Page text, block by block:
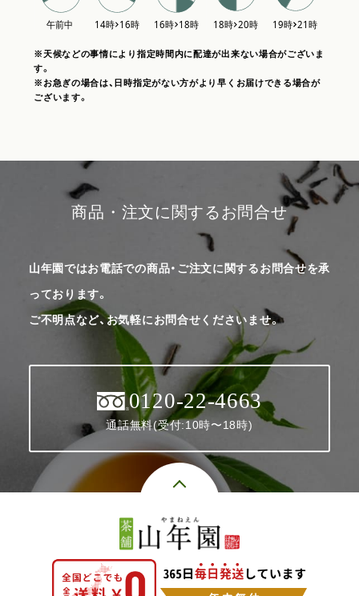
※天候などの事情により指定時間内に配達が出来ない場合がございま
す。
※お急ぎの場合は、日時指定がない方がより早くお届けできる場合が
ございます。
商品・注文に関するお問合せ
山年園ではお電話での商品・ご注文に関するお問合せを承
っております。
ご不明点など、お気軽にお問合せくださいませ。
0120-22-4663
通話無料(受付:10時〜18時)